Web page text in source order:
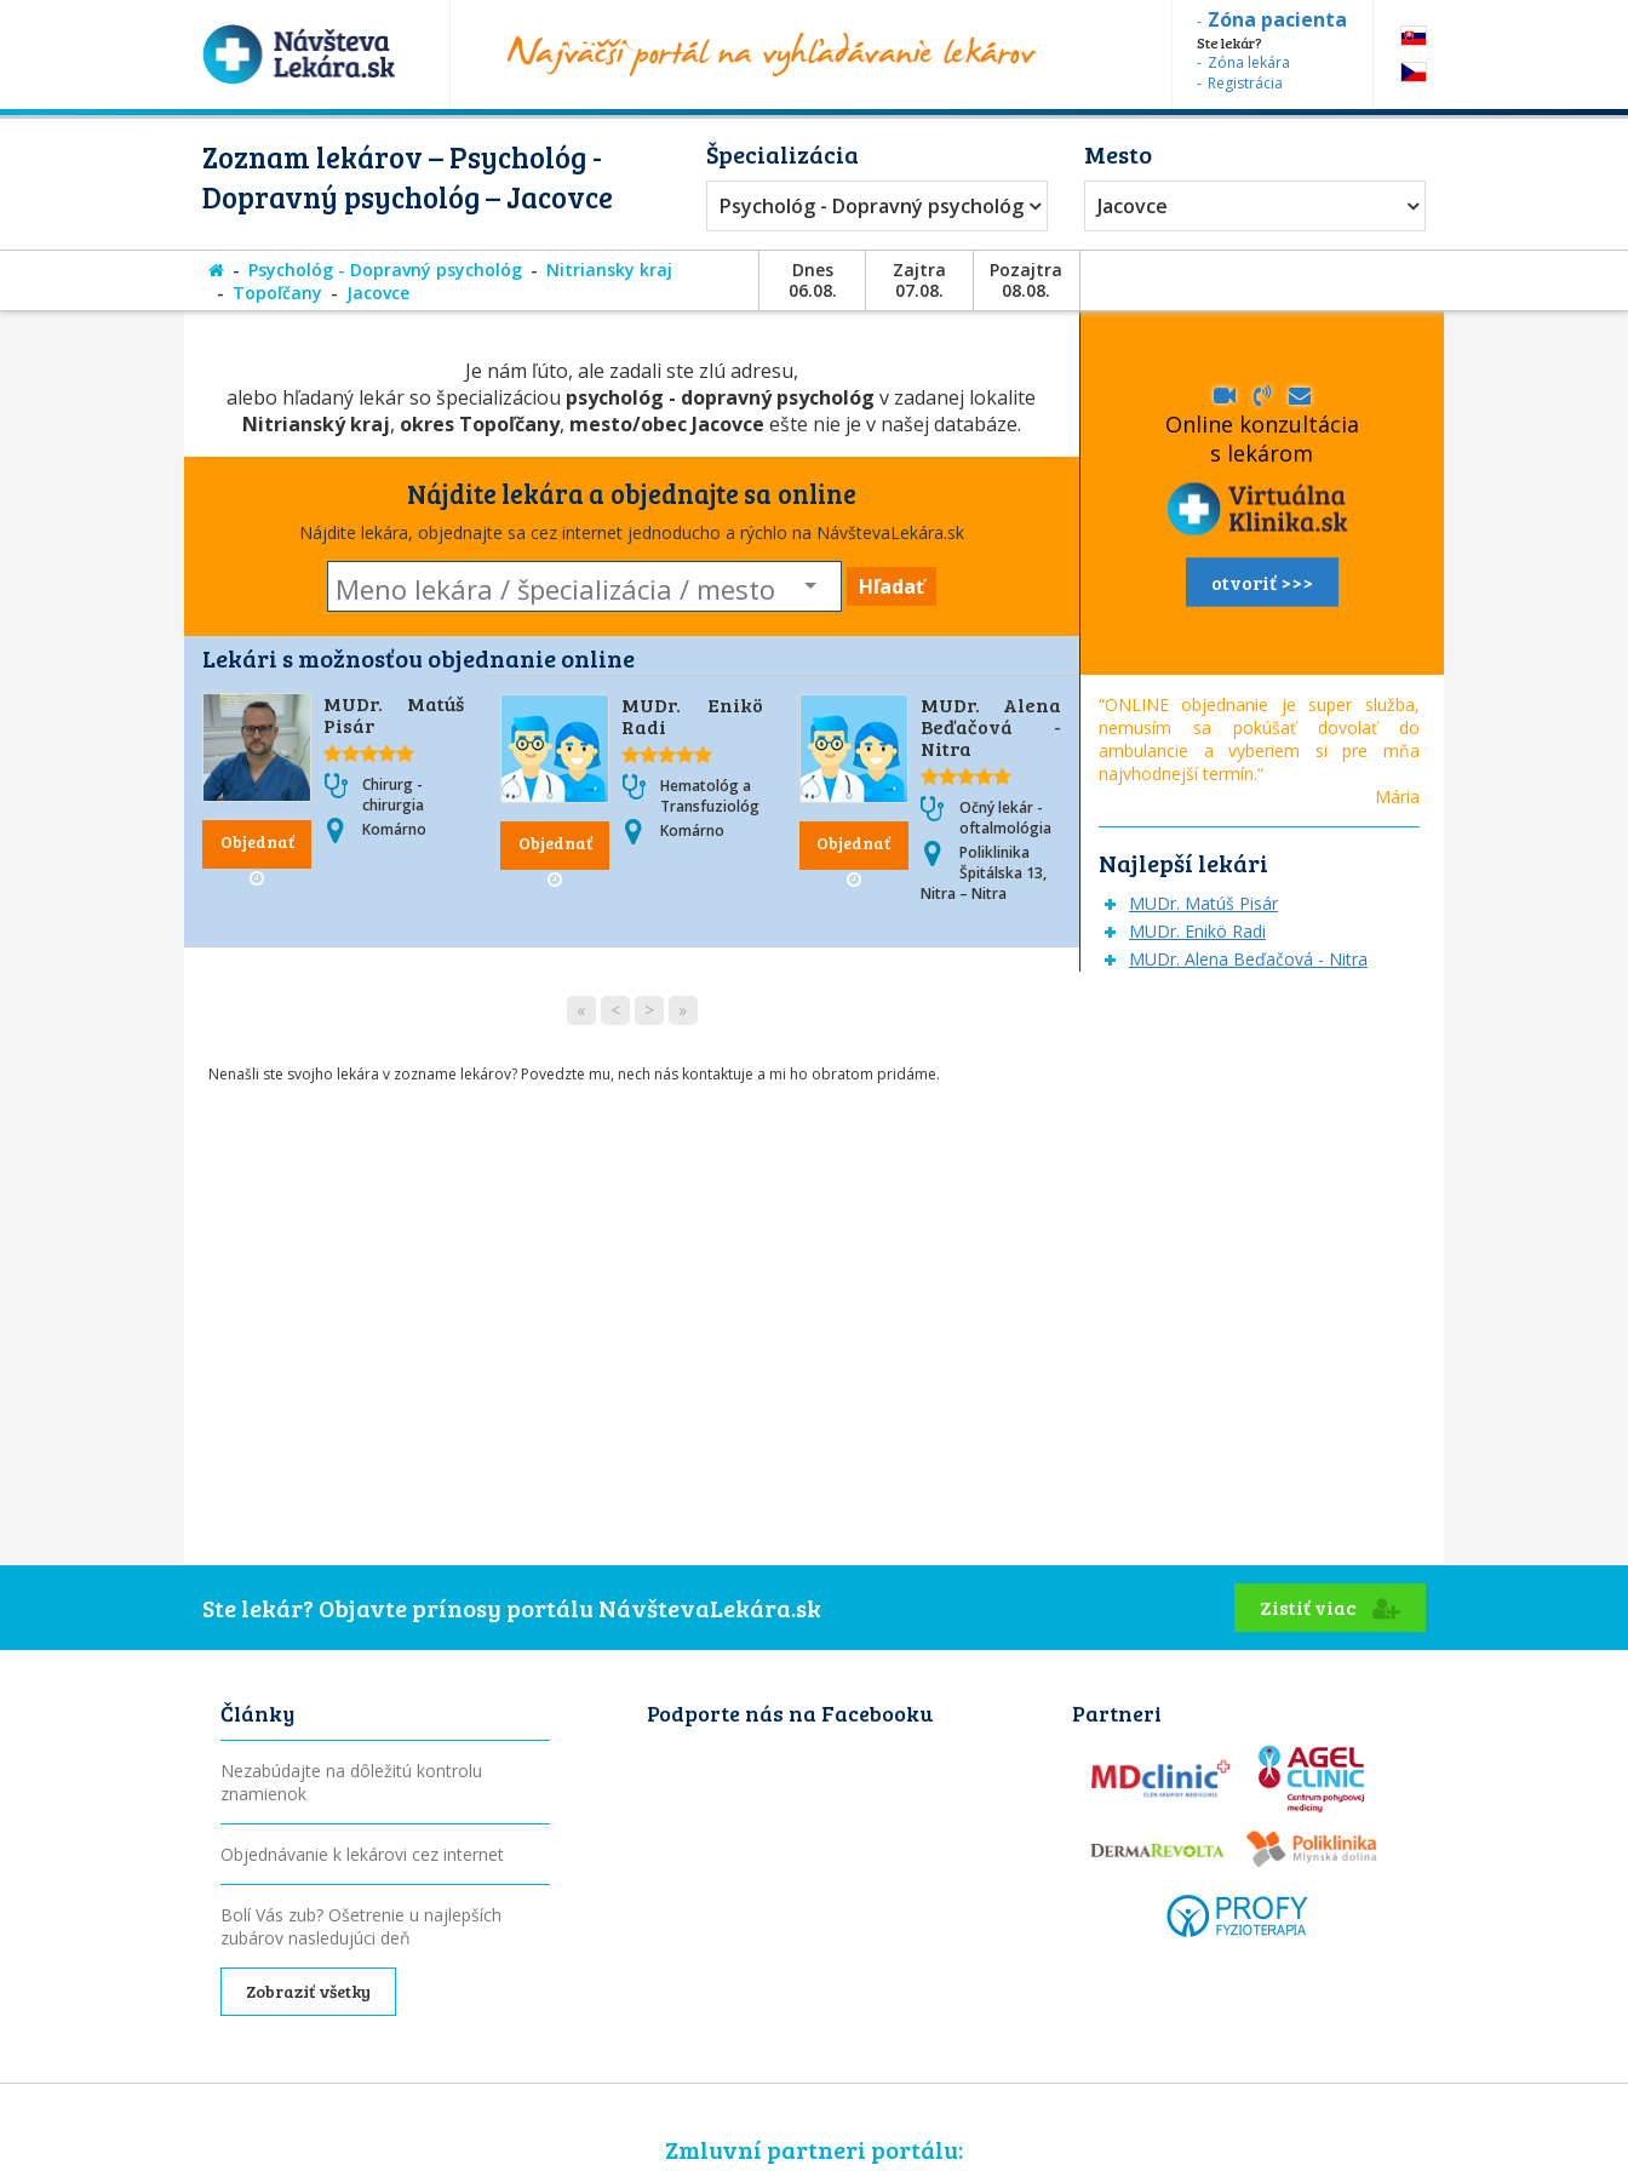
Zóna pacienta
Ste lekár?
Zóna lekára
Registrácia
Zoznam lekárov – Psychológ -
Dopravný psychológ – Jacovce
Špecializácia
Psychológ - Dopravný psychológ
Mesto
Jacovce
Psychológ - Dopravný psychológ
Nitriansky kraj
Topoľčany
Jacovce
Dnes
06.08.
Zajtra
07.08.
Pozajtra
08.08.
Je nám ľúto, ale zadali ste zlú adresu,
alebo hľadaný lekár so špecializáciou psychológ - dopravný psychológ v zadanej lokalite
Nitrianský kraj, okres Topoľčany, mesto/obec Jacovce ešte nie je v našej databáze.
Nájdite lekára a objednajte sa online
Nájdite lekára, objednajte sa cez internet jednoducho a rýchlo na NávštevaLekára.sk
Hľadať
Lekári s možnosťou objednanie online
Objednať
MUDr. Matúš
Pisár
Chirurg -
chirurgia
Komárno
Objednať
MUDr. Enikö
Radi
Hematológ a
Transfuziológ
Komárno
Objednať
MUDr. Alena
Beďačová -
Nitra
Očný lekár -
oftalmológia
Poliklinika
Špitálska 13,
Nitra – Nitra
« < > »
Nenašli ste svojho lekára v zozname lekárov? Povedzte mu, nech nás kontaktuje a mi ho obratom pridáme.
Online konzultácia
s lekárom
otvoriť >>>
“ONLINE objednanie je super služba,
nemusím sa pokúšať dovolať do
ambulancie a vyberiem si pre mňa
najvhodnejší termín.“
Mária
Najlepší lekári
MUDr. Matúš Pisár
MUDr. Enikö Radi
MUDr. Alena Beďačová - Nitra
Ste lekár? Objavte prínosy portálu NávštevaLekára.sk Zistiť viac
Články
Nezabúdajte na dôležitú kontrolu
znamienok
Objednávanie k lekárovi cez internet
Bolí Vás zub? Ošetrenie u najlepších
zubárov nasledujúci deň
Zobraziť všetky
Podporte nás na Facebooku Partneri
Zmluvní partneri portálu: